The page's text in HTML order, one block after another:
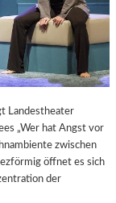
Landestheater
„Wer hat Angst vor
zwischen
öffnet es sich
der